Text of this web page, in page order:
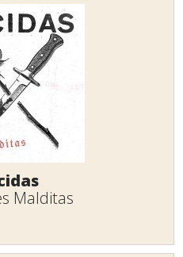
Malditas